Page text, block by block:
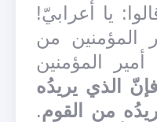
يا أعرابيّ!
المؤمنين من
المؤمنين
الذي يريدُه
من القوم.